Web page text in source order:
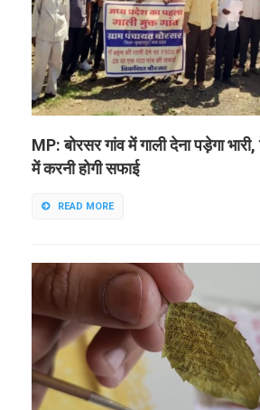
MP: बोरसर गांव में गाली देना पड़ेगा
में करनी होगी सफाई
READ MORE